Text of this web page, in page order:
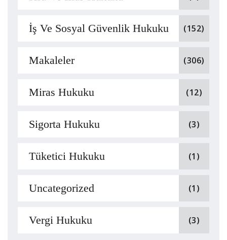
İş Ve Sosyal Güvenlik Hukuku (152)
Makaleler (306)
Miras Hukuku (12)
Sigorta Hukuku (3)
Tüketici Hukuku (1)
Uncategorized (1)
Vergi Hukuku (3)